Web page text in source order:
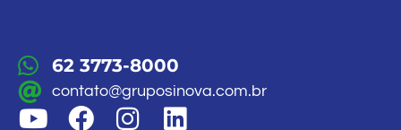
62 3773-8000
contato@gruposinova.com.br